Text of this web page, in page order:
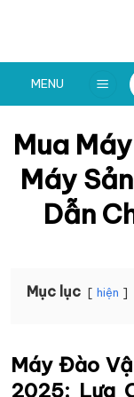
MENU
Mua
Máy
Dẫn
Mục lục hiện
Máy Đào
2025: Lựa